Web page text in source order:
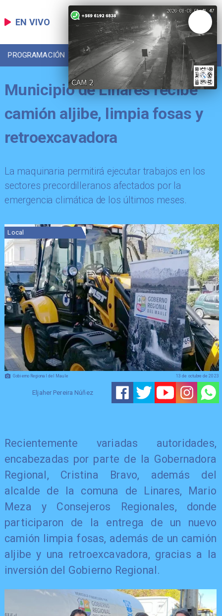
EN VIVO
PROGRAMACIÓN LOCAL DEPORTES
Municipio de Linares recibe
camión aljibe, limpia fosas y
retroexcavadora
La maquinaria permitirá ejecutar trabajos en los
sectores precordilleranos afectados por la
emergencia climática de los últimos meses.
Gobierno Regional del Maule
Local
Eljaher Pereira Núñez
13 de octubre de 2023
Recientemente variadas autoridades,
encabezadas por parte de la Gobernadora
Regional, Cristina Bravo, además del
alcalde de la comuna de Linares, Mario
Meza y Consejeros Regionales, donde
participaron de la entrega de un nuevo
camión limpia fosas, además de un camión
aljibe y una retroexcavadora, gracias a la
inversión del Gobierno Regional.